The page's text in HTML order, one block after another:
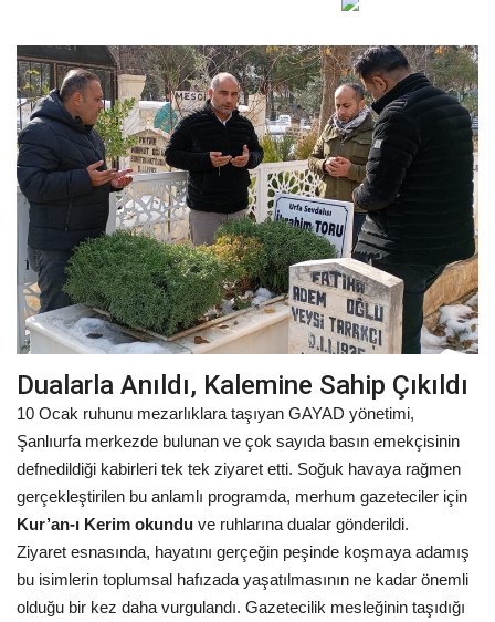
Tekno Bilim
Ekonomi
Galeriler
Siyaset
Künye
Yaşam
Sağlık
İletişim
Kültür Sanat
Dualarla Anıldı, Kalemine Sahip Çıkıldı
10 Ocak ruhunu mezarlıklara taşıyan GAYAD yönetimi,
Şanlıurfa merkezde bulunan ve çok sayıda basın emekçisinin
defnedildiği kabirleri tek tek ziyaret etti. Soğuk havaya rağmen
gerçekleştirilen bu anlamlı programda, merhum gazeteciler için
Kur’an-ı Kerim okundu ve ruhlarına dualar gönderildi.
Ziyaret esnasında, hayatını gerçeğin peşinde koşmaya adamış
bu isimlerin toplumsal hafızada yaşatılmasının ne kadar önemli
olduğu bir kez daha vurgulandı. Gazetecilik mesleğinin taşıdığı